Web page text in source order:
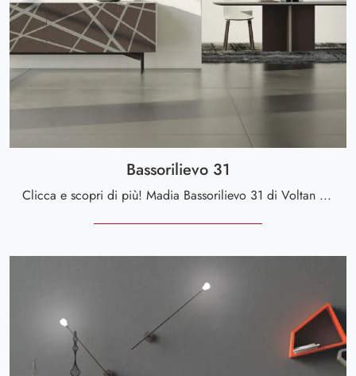
Bassorilievo 31
Clicca e scopri di più! Madia Bassorilievo 31 di Voltan in materico: ti attende per impreziosire le tue stanze moderne.